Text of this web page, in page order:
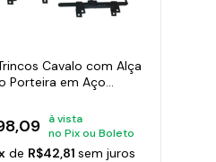
Cavalo com Alça
Porteira em Aço
à vista
no Pix ou Boleto
de R$42,81sem juros